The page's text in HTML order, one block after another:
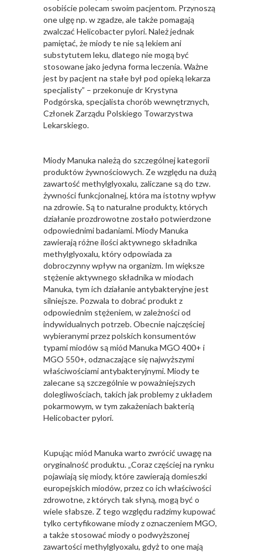
osobiście polecam swoim pacjentom. Przynoszą
one ulgę np. w zgadze, ale także pomagają
zwalczać Helicobacter pylori. Należ jednak
pamiętać, że miody te nie są lekiem ani
substytutem leku, dlatego nie mogą być
stosowane jako jedyna forma leczenia. Ważne
jest by pacjent na stałe był pod opieką lekarza
specjalisty” – przekonuje dr Krystyna
Podgórska, specjalista chorób wewnętrznych,
Członek Zarządu Polskiego Towarzystwa
Lekarskiego.
Miody Manuka należą do szczególnej kategorii
produktów żywnościowych. Ze względu na dużą
zawartość methylglyoxalu, zaliczane są do tzw.
żywności funkcjonalnej, która ma istotny wpływ
na zdrowie. Są to naturalne produkty, których
działanie prozdrowotne zostało potwierdzone
odpowiednimi badaniami. Miody Manuka
zawierają różne ilości aktywnego składnika
methylglyoxalu, który odpowiada za
dobroczynny wpływ na organizm. Im większe
stężenie aktywnego składnika w miodach
Manuka, tym ich działanie antybakteryjne jest
silniejsze. Pozwala to dobrać produkt z
odpowiednim stężeniem, w zależności od
indywidualnych potrzeb. Obecnie najczęściej
wybieranymi przez polskich konsumentów
typami miodów są miód Manuka MGO 400+ i
MGO 550+, odznaczające się najwyższymi
właściwościami antybakteryjnymi. Miody te
zalecane są szczególnie w poważniejszych
dolegliwościach, takich jak problemy z układem
pokarmowym, w tym zakażeniach bakterią
Helicobacter pylori.
Kupując miód Manuka warto zwrócić uwagę na
oryginalność produktu. „Coraz częściej na rynku
pojawiają się miody, które zawierają domieszki
europejskich miodów, przez co ich właściwości
zdrowotne, z których tak słyną, mogą być o
wiele słabsze. Z tego względu radzimy kupować
tylko certyfikowane miody z oznaczeniem MGO,
a także stosować miody o podwyższonej
zawartości methylglyoxalu, gdyż to one mają